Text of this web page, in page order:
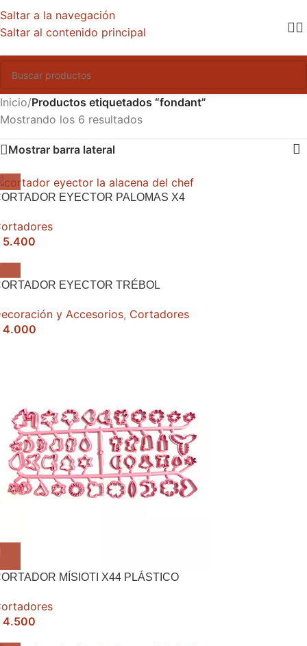
Saltar a la navegación
Saltar al contenido principal
Inicio/Productos etiquetados “fondant”
Mostrando los 6 resultados
Mostrar barra lateral
EYECTOR PALOMAS X4
5.400
EYECTOR TRÉBOL
y Accesorios, Cortadores
4.000
MÍSIOTI X44 PLÁSTICO
4.500